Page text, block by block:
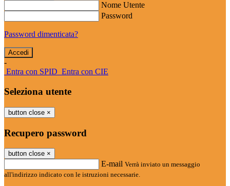
Nome Utente
Password
Password dimenticata?
-
Entra con SPID Entra con CIE
Seleziona utente
button close ×
Recupero password
button close ×
E-mail Verrà inviato un messaggio
all'indirizzo indicato con le istruzioni necessarie.